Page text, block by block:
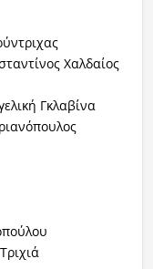
Χαλδαίος
Γκλαβίνα